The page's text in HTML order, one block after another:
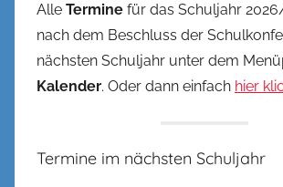
Alle Termine für das Schuljahr
nach dem Beschluss der
nächsten Schuljahr unter dem
Kalender. Oder dann einfach hier
Termine im nächsten Schuljahr